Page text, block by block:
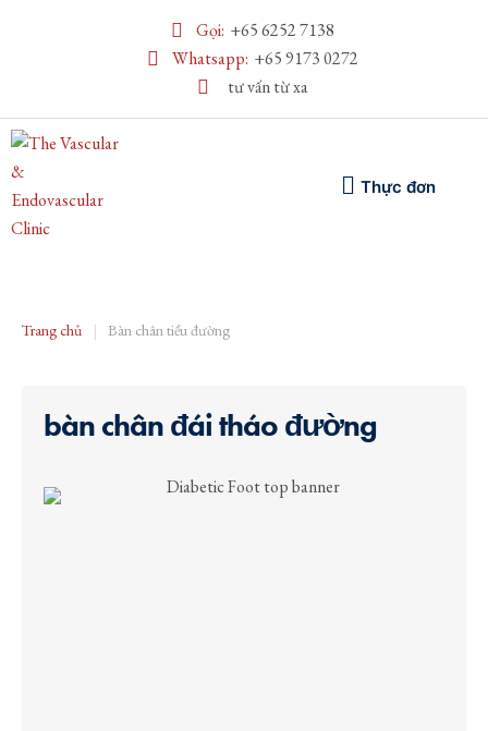
Gọi: +65 6252 7138
Whatsapp: +65 9173 0272
tư vấn từ xa
Thực đơn
Trang chủ | Bàn chân tiểu đường
bàn chân đái tháo đường